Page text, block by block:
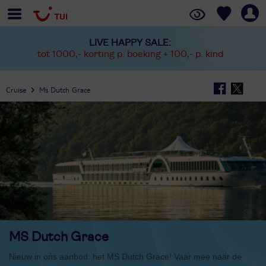
LIVE HAPPY SALE:
tot 1000,- korting p. boeking + 100,- p. kind
Cruise Ms Dutch Grace
MS Dutch Grace
Nieuw in ons aanbod: het MS Dutch Grace! Vaar mee naar de